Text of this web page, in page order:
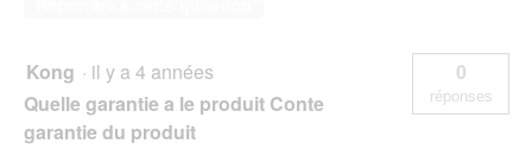
Kong · il y a 4 années
Quelle garantie a le produit Conte
garantie du produit
0
réponses